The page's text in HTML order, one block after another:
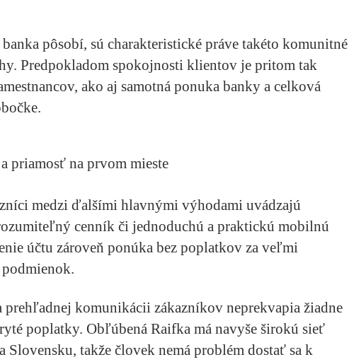
banka pôsobí, sú charakteristické práve takéto komunitné
Predpokladom spokojnosti klientov je pritom tak
ako aj samotná ponuka banky a celková
priamosť na prvom mieste
medzi ďalšími hlavnými výhodami uvádzajú
cenník či jednoduchú a praktickú mobilnú
účtu zároveň ponúka bez poplatkov za veľmi
prehľadnej komunikácii zákazníkov neprekvapia žiadne
poplatky. Obľúbená Raifka má navyše širokú sieť
Slovensku, takže človek nemá problém dostať sa k